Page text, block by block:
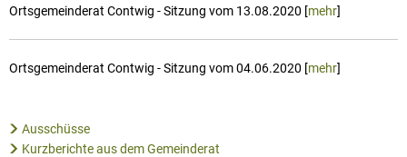
Ortsgemeinderat Contwig - Sitzung vom 13.08.2020 [mehr]
Ortsgemeinderat Contwig - Sitzung vom 04.06.2020 [mehr]
Ausschüsse
Kurzberichte aus dem Gemeinderat